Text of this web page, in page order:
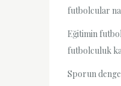
futbolcular
Eğitimin
futbolculuk
Sporun